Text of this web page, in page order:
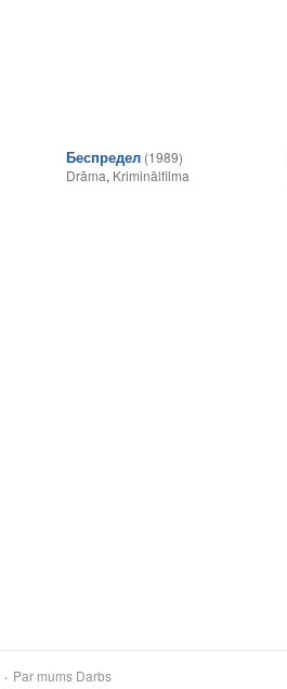
Беспредел (1989)
Drāma, Kriminālfilma
Par mums Darbs